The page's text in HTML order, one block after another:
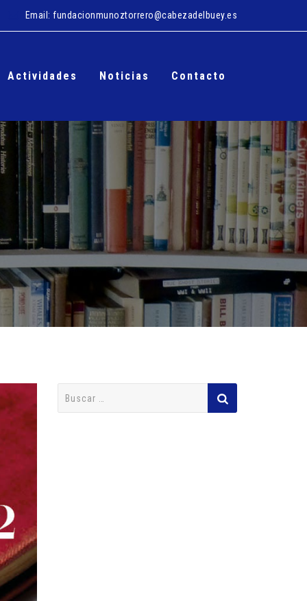
Email: fundacionmunoztorrero@cabezadelbuey.es
Actividades Noticias Contacto